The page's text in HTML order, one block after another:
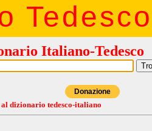
Tedesco
Italiano-Tedesco
Donazione
dizionario tedesco-italiano